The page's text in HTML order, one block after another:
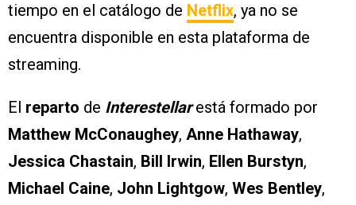
tiempo en el catálogo de Netflix, ya no se
encuentra disponible en esta plataforma de
streaming.
El reparto de Interestellarestá formado por
Matthew McConaughey, Anne Hathaway,
Jessica Chastain, Bill Irwin, Ellen Burstyn,
Michael Caine, John Lightgow, Wes Bentley,